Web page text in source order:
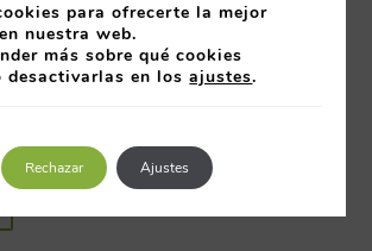
de Seguridad, Higiene y
en Saint-Gobain Avilés
para ofrecerte la mejor
nuestra web.
más sobre qué cookies
desactivarlas en losajustes.
Rechazar Ajustes